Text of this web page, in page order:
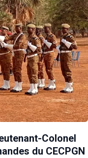
Colonel
du CECPGN